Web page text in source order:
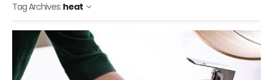
Tag Archives: heat